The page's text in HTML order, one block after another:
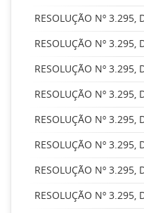
RESOLUÇÃO Nº 3.295,
RESOLUÇÃO Nº 3.295,
RESOLUÇÃO Nº 3.295,
RESOLUÇÃO Nº 3.295,
RESOLUÇÃO Nº 3.295,
RESOLUÇÃO Nº 3.295,
RESOLUÇÃO Nº 3.295,
RESOLUÇÃO Nº 3.295,